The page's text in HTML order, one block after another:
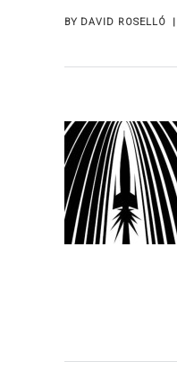
BY DAVID ROSELLÓ